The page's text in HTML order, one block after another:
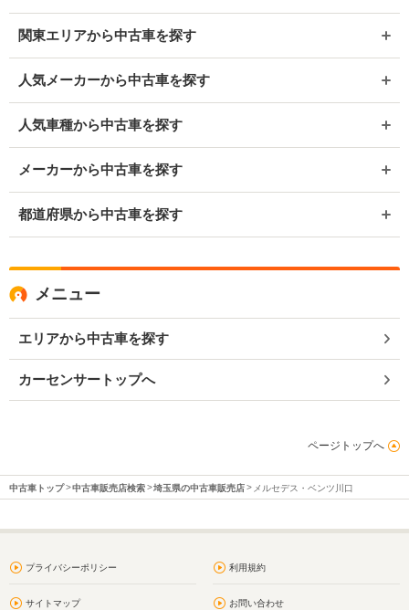
関東エリアから中古車を探す
人気メーカーから中古車を探す
人気車種から中古車を探す
メーカーから中古車を探す
都道府県から中古車を探す
メニュー
エリアから中古車を探す
カーセンサートップへ
ページトップへ
中古車トップ 中古車販売店検索 埼玉県の中古車販売店 メルセデス・ベンツ川口
プライバシーポリシー 利用規約
サイトマップ お問い合わせ